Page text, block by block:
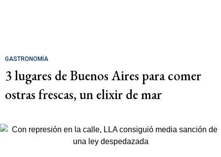
GASTRONOMÍA
3 lugares de Buenos Aires para comer
ostras frescas, un elixir de mar